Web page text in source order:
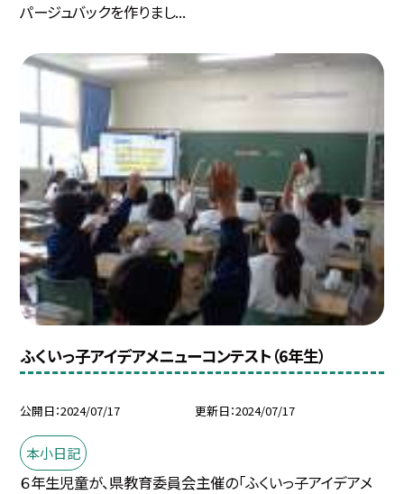
パージュバックを作りまし...
ふくいっ子アイデアメニューコンテスト（6年生）
公開日 2024/07/17 更新日 2024/07/17
本小日記
６年生児童が、県教育委員会主催の「ふくいっ子アイデアメ